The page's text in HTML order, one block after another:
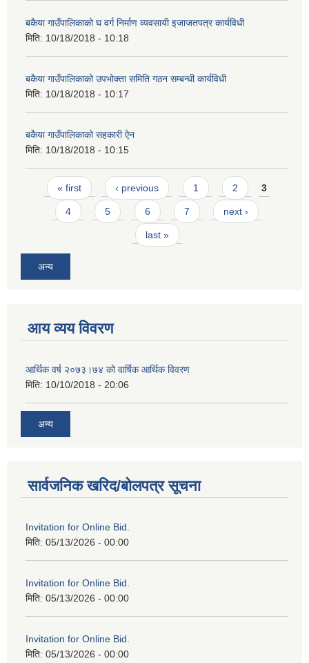
बकैया गाउँपालिकाको घ वर्ग निर्माण व्यवसायी इजाजतपत्र कार्यविधी
मिति: 10/18/2018 - 10:18
बकैया गाउँपालिकाको उपभोक्ता समिति गठन सम्बन्धी कार्यविधी
मिति: 10/18/2018 - 10:17
बकैया गाउँपालिकाको सहकारी ऐन
मिति: 10/18/2018 - 10:15
Pages
« first ‹ previous 1 2 3
4 5 6 7 next ›
last »
अन्य
आय व्यय विवरण
आर्थिक वर्ष २०७३।७४ को वार्षिक आर्थिक विवरण
मिति: 10/10/2018 - 20:06
अन्य
सार्वजनिक खरिद/बोलपत्र सूचना
Invitation for Online Bid.
मिति: 05/13/2026 - 00:00
Invitation for Online Bid.
मिति: 05/13/2026 - 00:00
Invitation for Online Bid.
मिति: 05/13/2026 - 00:00